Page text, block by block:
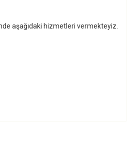
aşağıdaki hizmetleri vermekteyiz.